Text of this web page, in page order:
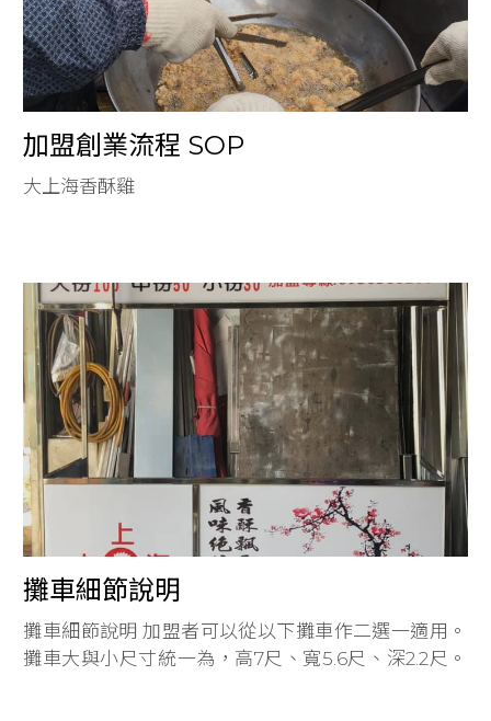
攤車細節說明
規模制度標準
關於我們
加盟創業流程 SOP
大上海香酥雞
攤車細節說明
攤車細節說明 加盟者可以從以下攤車作二選一適用。
攤車大與小尺寸統一為，高7尺、寬5.6尺、深2.2尺。